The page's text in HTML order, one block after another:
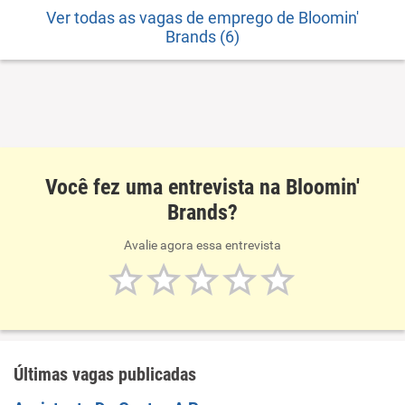
Ver todas as vagas de emprego de Bloomin'
Brands (6)
Você fez uma entrevista na Bloomin'
Brands?
Avalie agora essa entrevista
Últimas vagas publicadas